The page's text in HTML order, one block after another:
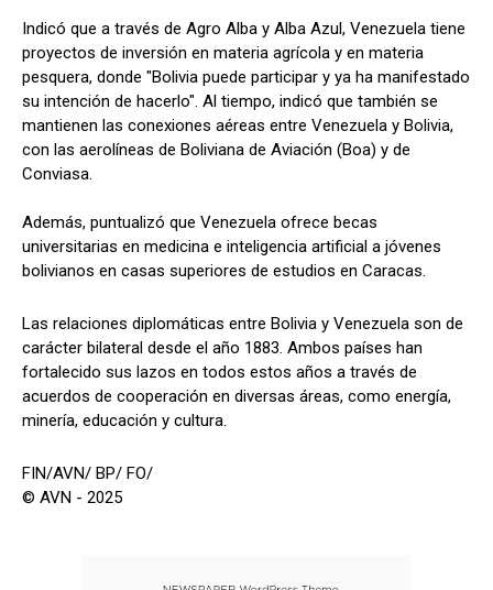
Indicó que a través de Agro Alba y Alba Azul, Venezuela tiene
proyectos de inversión en materia agrícola y en materia
pesquera, donde "Bolivia puede participar y ya ha manifestado
su intención de hacerlo". Al tiempo, indicó que también se
mantienen las conexiones aéreas entre Venezuela y Bolivia,
con las aerolíneas de Boliviana de Aviación (Boa) y de
Conviasa.
Además, puntualizó que Venezuela ofrece becas
universitarias en medicina e inteligencia artificial a jóvenes
bolivianos en casas superiores de estudios en Caracas.
Las relaciones diplomáticas entre Bolivia y Venezuela son de
carácter bilateral desde el año 1883. Ambos países han
fortalecido sus lazos en todos estos años a través de
acuerdos de cooperación en diversas áreas, como energía,
minería, educación y cultura.
FIN/AVN/ BP/ FO/
© AVN - 2025